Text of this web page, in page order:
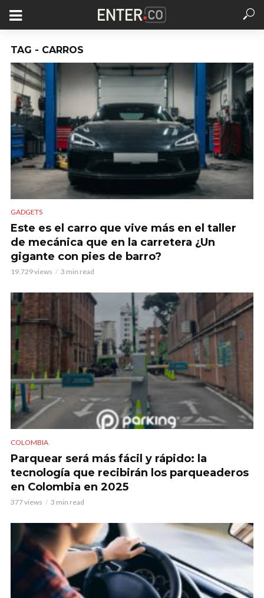
TAG - CARROS
GADGETS
Este es el carro que vive más en el taller
de mecánica que en la carretera ¿Un
gigante con pies de barro?
19.729 views 3 min read
COLOMBIA
Parquear será más fácil y rápido: la
tecnología que recibirán los parqueaderos
en Colombia en 2025
377 views 3 min read